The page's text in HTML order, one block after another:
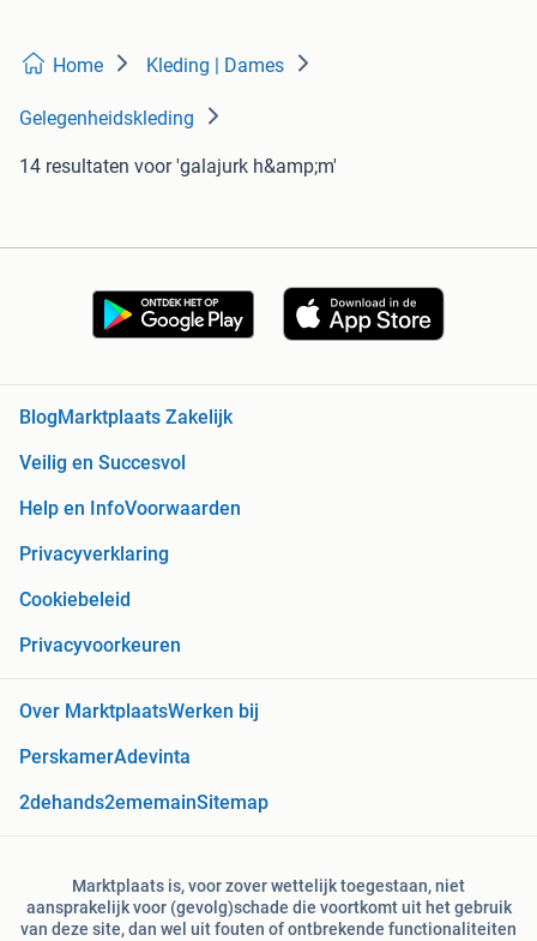
Home Kleding | Dames
Gelegenheidskleding
14 resultaten voor 'galajurk h&amp;m'
BlogMarktplaats Zakelijk
Veilig en Succesvol
Help en InfoVoorwaarden
Privacyverklaring
Cookiebeleid
Privacyvoorkeuren
Over MarktplaatsWerken bij
PerskamerAdevinta
2dehands2ememainSitemap
Marktplaats is, voor zover wettelijk toegestaan, niet
aansprakelijk voor (gevolg)schade die voortkomt uit het gebruik
van deze site, dan wel uit fouten of ontbrekende functionaliteiten